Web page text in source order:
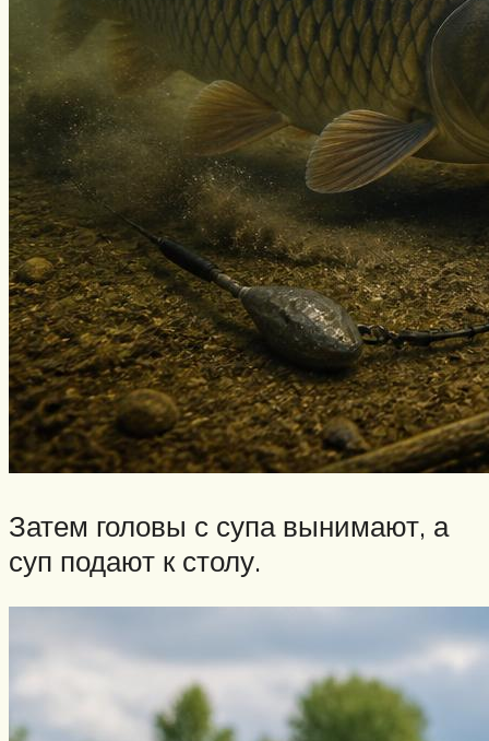
Затем головы с супа вынимают, а
суп подают к столу.